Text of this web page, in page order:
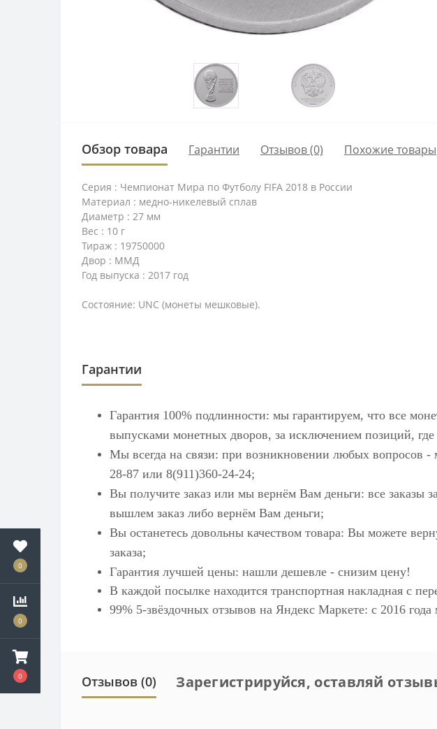
0
0
0
Обзор товара Гарантии Отзывов (0) Похожие товары
Серия : Чемпионат Мира по Футболу FIFA 2018 в России
Материал : медно-никелевый сплав
Диаметр : 27 мм
Вес : 10 г
Тираж : 19750000
Двор : ММД
Год выпуска : 2017 год
Состояние: UNC (монеты мешковые).
Гарантии
Гарантия 100% подлинности: мы гарантируем, что все
выпусками монетных дворов, за исключением позиций,
Мы всегда на связи: при возникновении любых вопросов
28-87 или 8(911)360-24-24;
Вы получите заказ или мы вернём Вам деньги: все заказы
вышлем заказ либо вернём Вам деньги;
Вы останетесь довольны качеством товара: Вы можете
заказа;
Гарантия лучшей цены: нашли дешевле - снизим цену!
В каждой посылке находится транспортная накладная с
99% 5-звёздочных отзывов на Яндекс Маркете: с 2016
Отзывов (0) Зарегистрируйся, оставляй